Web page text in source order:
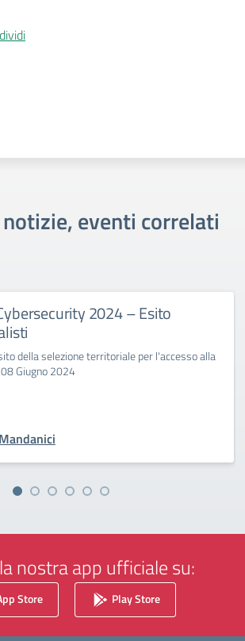
eventi correlati
2024 – Esito
della selezione territoriale per l'accesso alla
Giugno 2024
nostra app ufficiale su:
Store Play Store